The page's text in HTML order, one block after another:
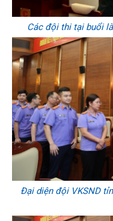
Các đội thi tại buổi
Đại diện đội VKSND